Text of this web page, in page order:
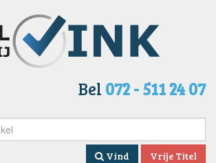
Bel 072 - 511 24 07
Vind Vrije Titel